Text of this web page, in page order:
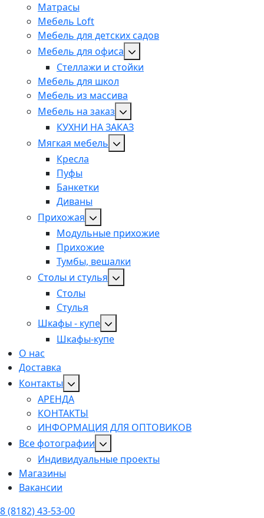
Матрасы
Мебель Loft
Мебель для детских садов
Мебель для офиса
Стеллажи и стойки
Мебель для школ
Мебель из массива
Мебель на заказ
КУХНИ НА ЗАКАЗ
Мягкая мебель
Кресла
Пуфы
Банкетки
Диваны
Прихожая
Модульные прихожие
Прихожие
Тумбы, вешалки
Столы и стулья
Столы
Стулья
Шкафы - купе
Шкафы-купе
О нас
Доставка
Контакты
АРЕНДА
КОНТАКТЫ
ИНФОРМАЦИЯ ДЛЯ ОПТОВИКОВ
Все фотографии
Индивидуальные проекты
Магазины
Вакансии
8 (8182) 43-53-00